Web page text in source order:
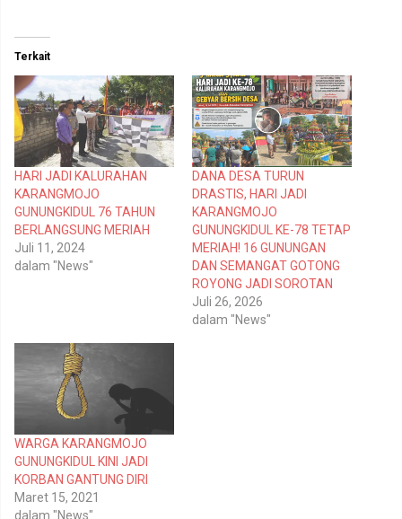
n
t
u
k
b
e
r
b
a
g
i
p
a
d
a
T
w
i
t
e
b
a
d
n
d
e
l
a
y
a
n
k
m
m
b
a
g
i
k
a
n
d
i
F
a
e
e
u
j
e
d
e
l
a
y
Terkait
HARI JADI KALURAHAN
KARANGMOJO
GUNUNGKIDUL 76 TAHUN
BERLANGSUNG MERIAH
Juli 11, 2024
dalam "News"
DANA DESA TURUN
DRASTIS, HARI JADI
KARANGMOJO
GUNUNGKIDUL KE-78 TETAP
MERIAH! 16 GUNUNGAN
DAN SEMANGAT GOTONG
ROYONG JADI SOROTAN
Juli 26, 2026
dalam "News"
WARGA KARANGMOJO
GUNUNGKIDUL KINI JADI
KORBAN GANTUNG DIRI
Maret 15, 2021
dalam "News"